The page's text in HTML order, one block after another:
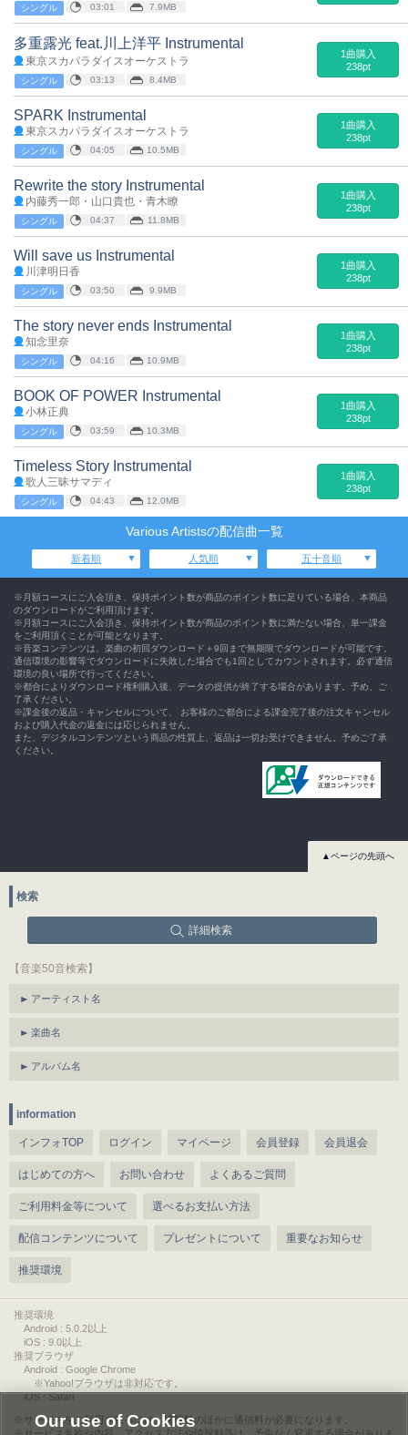
シングル 03:01 7.9MB
多重露光 feat.川上洋平 Instrumental
東京スカパラダイスオーケストラ
シングル 03:13 8.4MB
1曲購入
238pt
SPARK Instrumental
東京スカパラダイスオーケストラ
シングル 04:05 10.5MB
1曲購入
238pt
Rewrite the story Instrumental
内藤秀一郎・山口貴也・青木瞭
シングル 04:37 11.8MB
1曲購入
238pt
Will save us Instrumental
川津明日香
シングル 03:50 9.9MB
1曲購入
238pt
The story never ends Instrumental
知念里奈
シングル 04:16 10.9MB
1曲購入
238pt
BOOK OF POWER Instrumental
小林正典
シングル 03:59 10.3MB
1曲購入
238pt
Timeless Story Instrumental
歌人三昧サマディ
シングル 04:43 12.0MB
1曲購入
238pt
Various Artistsの配信曲一覧
新着順 人気順 五十音順
※月額コースにご入会頂き、保持ポイント数が商品のポイント数に足りている場合、本商品
のダウンロードがご利用頂けます。
※月額コースにご入会頂き、保持ポイント数が商品のポイント数に満たない場合、単一課金
をご利用頂くことが可能となります。
※音楽コンテンツは、楽曲の初回ダウンロード＋9回まで無期限でダウンロードが可能です。
通信環境の影響等でダウンロードに失敗した場合でも1回としてカウントされます。必ず通信
環境の良い場所で行ってください。
※都合によりダウンロード権利購入後、データの提供が終了する場合があります。予め、ご
了承ください。
※課金後の返品・キャンセルについて、 お客様のご都合による課金完了後の注文キャンセル
および購入代金の返金には応じられません。
また、デジタルコンテンツという商品の性質上、返品は一切お受けできません。予めご了承
ください。
▲ページの先頭へ
検索
詳細検索
【音楽50音検索】
アーティスト名
楽曲名
アルバム名
information
インフォTOP ログイン マイページ 会員登録 会員退会
はじめての方へ お問い合わせ よくあるご質問
ご利用料金等について 選べるお支払い方法
配信コンテンツについて プレゼントについて 重要なお知らせ
推奨環境
推奨環境
Android : 5.0.2以上
iOS : 9.0以上
推奨ブラウザ
Android : Google Chrome
※Yahoo!ブラウザは非対応です。
iOS : Safari
サービスをご利用されるには、情報料のほかに通信料が必要になります。
Our use of Cookies